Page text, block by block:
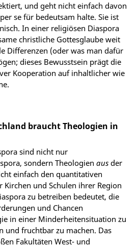
und geht nicht einfach davon
se für bedeutsam halte. Sie ist
In einer religiösen Diaspora
christliche Gottesglaube weit
Differenzen (oder was man dafür
dieses Bewusstsein prägt die
Kooperation auf inhaltlicher wie
braucht Theologien in
sind nicht nur
sondern Theologien aus der
einfach den quantitativen
und Schulen ihrer Region
zu betreiben bedeutet, die
und Chancen
in einer Minderheitensituation zu
und fruchtbar zu machen. Das
Fakultäten West- und